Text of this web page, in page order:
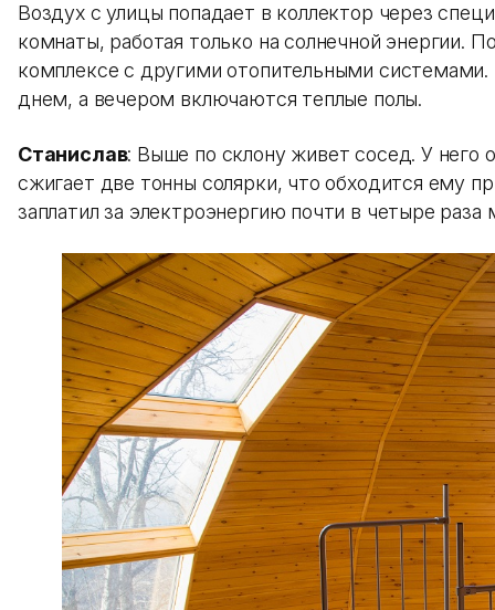
Воздух с улицы попадает в коллектор через
комнаты, работая только на солнечной энергии.
комплексе с другими отопительными системами.
днем, а вечером включаются теплые полы.
Станислав: Выше по склону живет сосед. У него
сжигает две тонны солярки, что обходится ему
заплатил за электроэнергию почти в четыре раза